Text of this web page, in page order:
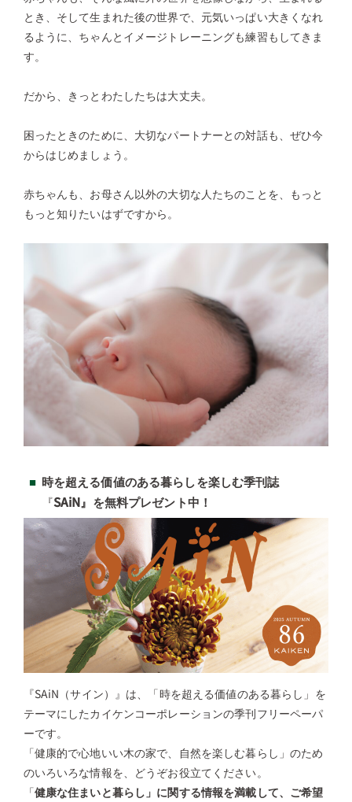
とき、そして生まれた後の世界で、元気いっぱい大きくなれ
るように、ちゃんとイメージトレーニングも練習もしてきま
す。
だから、きっとわたしたちは大丈夫。
困ったときのために、大切なパートナーとの対話も、ぜひ今
からはじめましょう。
赤ちゃんも、お母さん以外の大切な人たちのことを、もっと
もっと知りたいはずですから。
時を超える価値のある暮らしを楽しむ季刊誌
『SAiN』を無料プレゼント中！
『SAiN（サイン）』は、「時を超える価値のある暮らし」を
テーマにしたカイケンコーポレーションの季刊フリーペーパ
ーです。
「健康的で心地いい木の家で、自然を楽しむ暮らし」のため
のいろいろな情報を、どうぞお役立てください。
「健康な住まいと暮らし」に関する情報を満載して、ご希望